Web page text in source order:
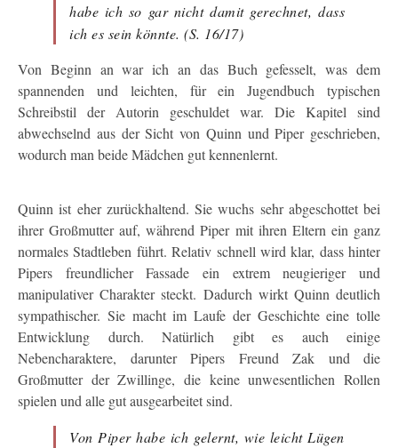
habe ich so gar nicht damit gerechnet, dass
ich es sein könnte. (S. 16/17)
Von Beginn an war ich an das Buch gefesselt, was dem
spannenden und leichten, für ein Jugendbuch typischen
Schreibstil der Autorin geschuldet war. Die Kapitel sind
abwechselnd aus der Sicht von Quinn und Piper geschrieben,
wodurch man beide Mädchen gut kennenlernt.
Quinn ist eher zurückhaltend. Sie wuchs sehr abgeschottet bei
ihrer Großmutter auf, während Piper mit ihren Eltern ein ganz
normales Stadtleben führt. Relativ schnell wird klar, dass hinter
Pipers freundlicher Fassade ein extrem neugieriger und
manipulativer Charakter steckt. Dadurch wirkt Quinn deutlich
sympathischer. Sie macht im Laufe der Geschichte eine tolle
Entwicklung durch. Natürlich gibt es auch einige
Nebencharaktere, darunter Pipers Freund Zak und die
Großmutter der Zwillinge, die keine unwesentlichen Rollen
spielen und alle gut ausgearbeitet sind.
Von Piper habe ich gelernt, wie leicht Lügen